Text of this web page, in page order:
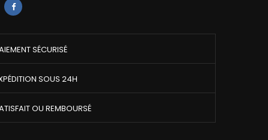
SÉCURISÉ
SOUS 24H
OU REMBOURSÉ